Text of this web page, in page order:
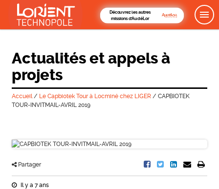
Découvrez les autres
missions d'AudéLor
Actualités et appels à
projets
Accueil/ Le Capbiotek Tour à Locminé chez LIGER/ CAPBIOTEK
TOUR-INVITMAIL-AVRIL 2019
Partager
Il y a 7 ans